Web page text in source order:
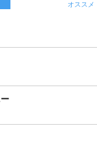
オススメ